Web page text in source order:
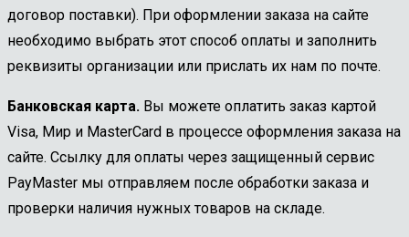
договор поставки). При оформлении заказа на сайте
необходимо выбрать этот способ оплаты и заполнить
реквизиты организации или прислать их нам по почте.
Банковская карта. Вы можете оплатить заказ картой
Visa, Мир и MasterCard в процессе оформления заказа на
сайте. Ссылку для оплаты через защищенный сервис
PayMaster мы отправляем после обработки заказа и
проверки наличия нужных товаров на складе.